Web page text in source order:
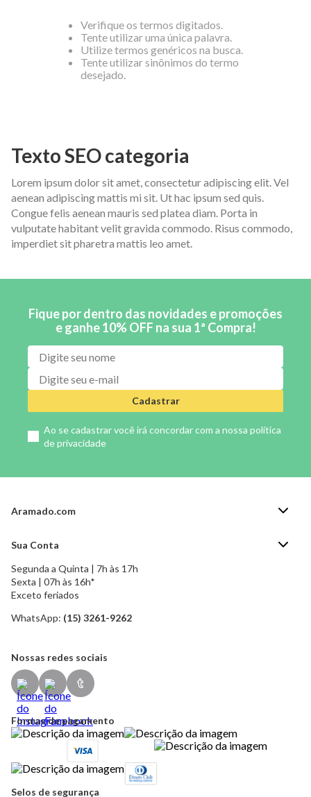
Verifique os termos digitados.
Tente utilizar uma única palavra.
Utilize termos genéricos na busca.
Tente utilizar sinônimos do termo
desejado.
Texto SEO categoria
Lorem ipsum dolor sit amet, consectetur adipiscing elit. Vel
aenean adipiscing mattis mi sit. Ut hac ipsum sed quis.
Congue felis aenean mauris sed platea diam. Porta in
vulputate habitant velit gravida commodo. Risus commodo,
imperdiet sit pharetra mattis leo amet.
Fique por dentro das novidades e promoções
e ganhe 10% OFF na sua 1ª Compra!
Cadastrar
Ao se cadastrar você irá concordar com a nossa política
de privacidade
Aramado.com
Blog Aramado.com
Política de Privacidade
Política de Troca e Devolução
Política de Frete Grátis
Sua Conta
Minha Conta
Meus pedidos
Segunda a Quinta | 7h às 17h
Sexta | 07h às 16h*
Exceto feriados
WhatsApp: (15) 3261-9262
Nossas redes sociais
Formas de pagamento
Selos de segurança